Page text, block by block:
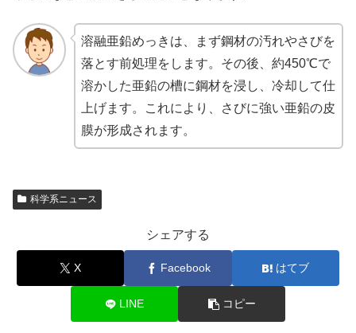
溶融亜鉛めっきは、まず鋼材の汚れやさびを
落とす前処理をします。その後、約450℃で
溶かした亜鉛の槽に鋼材を浸し、冷却して仕
上げます。これにより、さびに強い亜鉛の皮
膜が形成されます。
科学系ニュース
シェアする
X Facebook はてブ
LINE コピー